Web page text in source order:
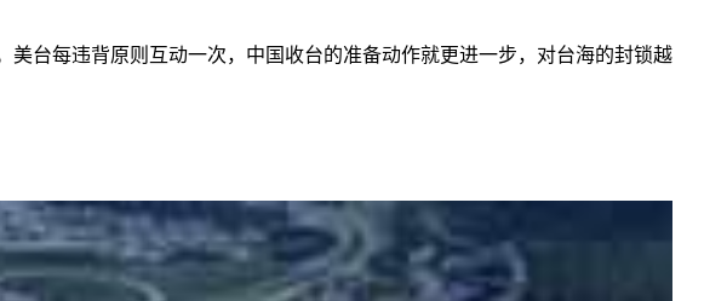
台每违背原则互动一次，中国收台的准备动作就更进一步，对台海的封锁越